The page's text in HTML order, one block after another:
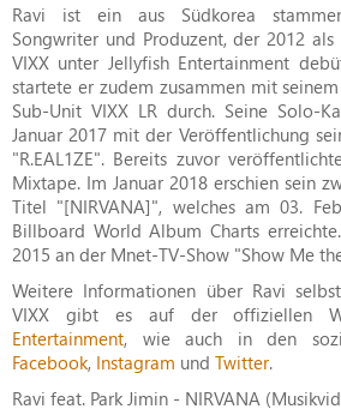
Ravi ist ein aus Südkorea
Songwriter und Produzent, der 2012
VIXX unter Jellyfish Entertainment
startete er zudem zusammen mit
Sub-Unit VIXX LR durch. Seine Solo-
Januar 2017 mit der Veröffentlichung
"R.EAL1ZE". Bereits zuvor
Mixtape. Im Januar 2018 erschien sein
Titel "[NIRVANA]", welches am 03.
Billboard World Album Charts
2015 an der Mnet-TV-Show "Show Me
Weitere Informationen über Ravi
VIXX gibt es auf der offiziellen
Entertainment, wie auch in den
Facebook, Instagram und Twitter.
Ravi feat. Park Jimin - NIRVANA